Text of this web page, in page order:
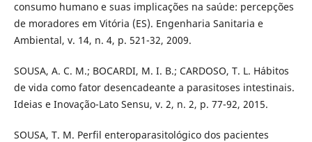
consumo humano e suas implicações na saúde: percepções
de moradores em Vitória (ES). Engenharia Sanitaria e
Ambiental, v. 14, n. 4, p. 521-32, 2009.
SOUSA, A. C. M.; BOCARDI, M. I. B.; CARDOSO, T. L. Hábitos
de vida como fator desencadeante a parasitoses intestinais.
Ideias e Inovação-Lato Sensu, v. 2, n. 2, p. 77-92, 2015.
SOUSA, T. M. Perfil enteroparasitológico dos pacientes